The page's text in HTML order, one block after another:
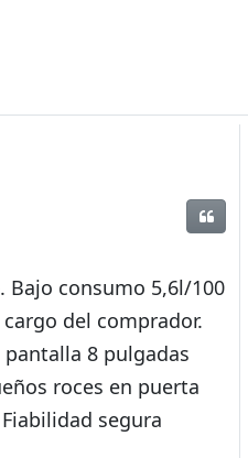
Bajo consumo 5,6l/100
del comprador.
8 pulgadas
roces en puerta
segura